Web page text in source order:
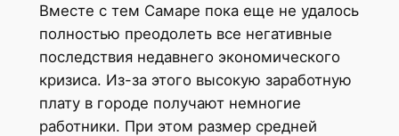
Вместе с тем Самаре пока еще не удалось
полностью преодолеть все негативные
последствия недавнего экономического
кризиса. Из-за этого высокую заработную
плату в городе получают немногие
работники. При этом размер средней